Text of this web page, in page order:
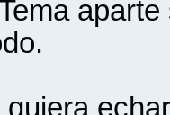
quiera